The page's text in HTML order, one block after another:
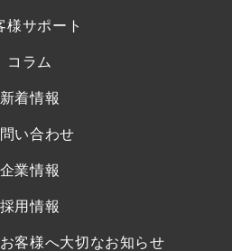
様サポート
コラム
新着情報
い合わせ
企業情報
採用情報
客様へ大切なお知らせ